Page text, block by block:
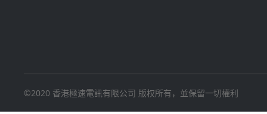
©2020 香港極速電訊有限公司 版权所有，並保留一切權利